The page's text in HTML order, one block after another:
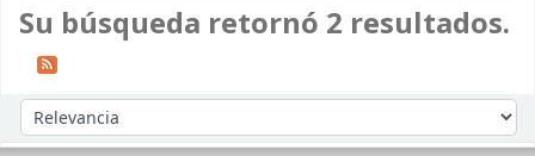
Su búsqueda retornó 2 resultados.
Ordenar por: